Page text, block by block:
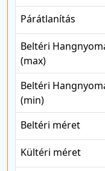
Párátlanítás
Beltéri
(max)
Beltéri
(min)
Beltéri méret
Kültéri méret